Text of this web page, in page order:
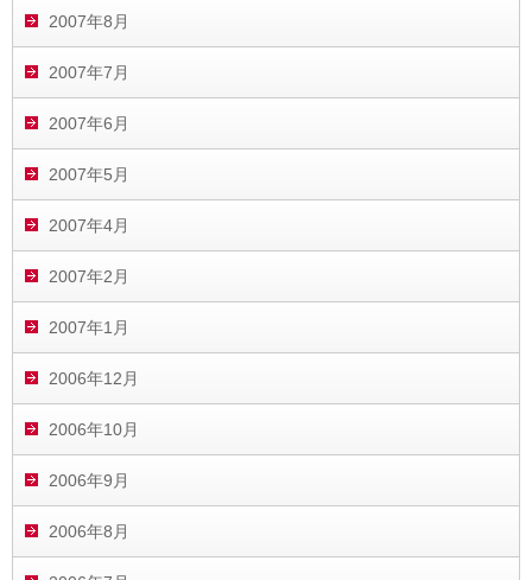
2007年8月
2007年7月
2007年6月
2007年5月
2007年4月
2007年2月
2007年1月
2006年12月
2006年10月
2006年9月
2006年8月